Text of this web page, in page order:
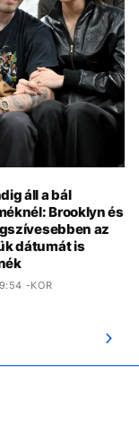
áll a bál
Brooklyn és
az
dátumát is
-KOR